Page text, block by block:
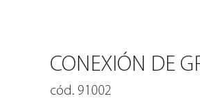
CONEXIÓN DE
cód. 91002